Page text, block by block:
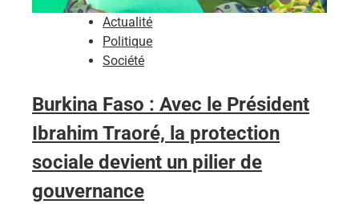
Actualité
Politique
Société
Burkina Faso : Avec le Président
Ibrahim Traoré, la protection
sociale devient un pilier de
gouvernance